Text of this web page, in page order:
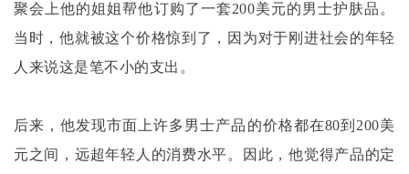
聚会上他的姐姐帮他订购了一套200美元的男士护肤品。
当时，他就被这个价格惊到了，因为对于刚进社会的年轻
人来说这是笔不小的支出。
后来，他发现市面上许多男士产品的价格都在80到200美
元之间，远超年轻人的消费水平。因此，他觉得产品的定